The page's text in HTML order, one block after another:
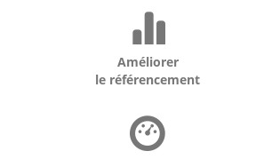
Améliorer
le référencement